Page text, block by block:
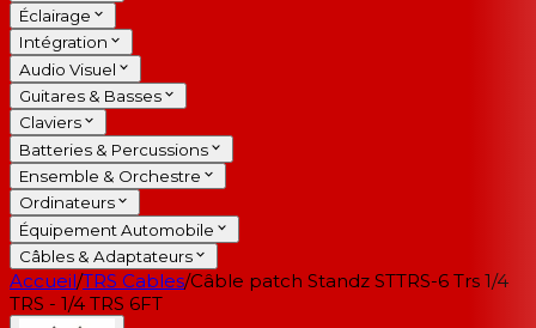
Éclairage
Intégration
Audio Visuel
Guitares & Basses
Claviers
Batteries & Percussions
Ensemble & Orchestre
Ordinateurs
Équipement Automobile
Câbles & Adaptateurs
Accueil/TRS Cables/Câble patch Standz STTRS-6 Trs 1/4
TRS - 1/4 TRS 6FT